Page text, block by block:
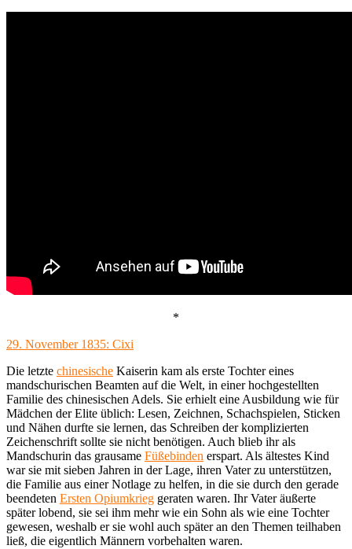
*
29. November 1835: Cixi
Die letzte chinesische Kaiserin kam als erste Tochter eines
mandschurischen Beamten auf die Welt, in einer hochgestellten
Familie des chinesischen Adels. Sie erhielt eine Ausbildung wie für
Mädchen der Elite üblich: Lesen, Zeichnen, Schachspielen, Sticken
und Nähen durfte sie lernen, das Schreiben der komplizierten
Zeichenschrift sollte sie nicht benötigen. Auch blieb ihr als
Mandschurin das grausame Füßebinden erspart. Als ältestes Kind
war sie mit sieben Jahren in der Lage, ihren Vater zu unterstützen,
die Familie aus einer Notlage zu helfen, in die sie durch den gerade
beendeten Ersten Opiumkrieg geraten waren. Ihr Vater äußerte
später lobend, sie sei ihm mehr wie ein Sohn als wie eine Tochter
gewesen, weshalb er sie wohl auch später an den Themen teilhaben
ließ, die eigentlich Männern vorbehalten waren.